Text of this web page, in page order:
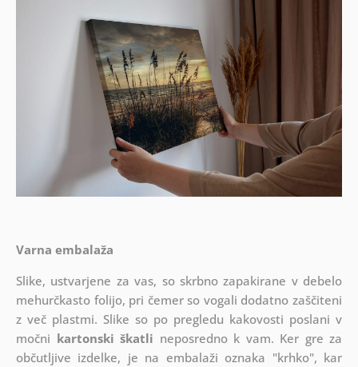
Varna embalaža
Slike, ustvarjene za vas, so skrbno zapakirane v debelo
mehurčkasto folijo, pri čemer so vogali dodatno zaščiteni
z več plastmi. Slike so po pregledu kakovosti poslani v
močni kartonski škatli neposredno k vam. Ker gre za
občutljive izdelke, je na embalaži oznaka "krhko", kar